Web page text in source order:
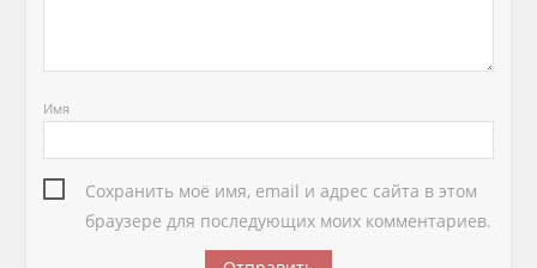
Имя
Сохранить моё имя, email и адрес сайта в этом
браузере для последующих моих комментариев.